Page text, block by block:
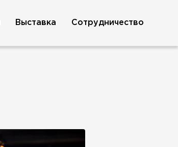
Выставка Сотрудничество